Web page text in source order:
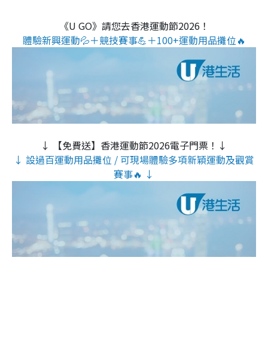
《U GO》請您去香港運動節2026！
體驗新興運動💦＋競技賽事💪＋100+運動用品攤位🔥
↓ 【免費送】香港運動節2026電子門票！↓
↓ 設過百運動用品攤位 / 可現場體驗多項新穎運動及觀賞
賽事🔥 ↓